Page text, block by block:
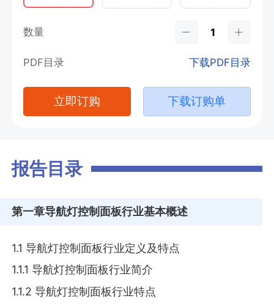
数量
PDF目录 下载PDF目录
立即订购 下载订购单
报告目录
第一章导航灯控制面板行业基本概述
1.1 导航灯控制面板行业定义及特点
1.1.1 导航灯控制面板行业简介
1.1.2 导航灯控制面板行业特点